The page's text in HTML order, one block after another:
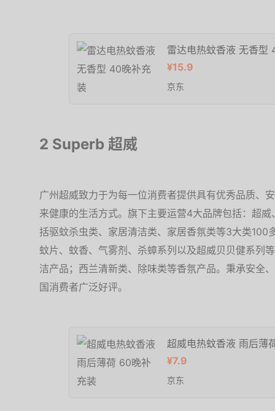
雷达电热蚊香液 无香型
¥15.9
京东
2 Superb 超威
广州超威致力于为每一位消费者提供具有优秀品质、
来健康的生活方式。旗下主要运营4大品牌包括：超
括驱蚊杀虫类、家居清洁类、家居香氛类等3大类100
蚊片、蚊香、气雾剂、杀蟑系列以及超威贝贝健系列
洁产品；西兰清新类、除味类等香氛产品。秉承安全
国消费者广泛好评。
超威电热蚊香液 雨后薄
¥7.9
京东